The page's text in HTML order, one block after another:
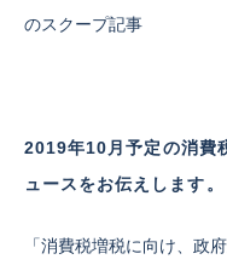
のスクープ記事
2019年10月予定の消費
ュースをお伝えします。
「消費税増税に向け、政